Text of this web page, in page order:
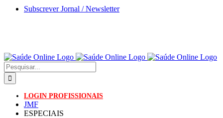
Skip
Subscrever Jornal / Newsletter
Pesquisar
LOGIN PROFISSIONAIS
JMF
ESPECIAIS